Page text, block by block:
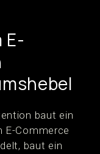
E-
baut ein
E-Commerce
baut ein